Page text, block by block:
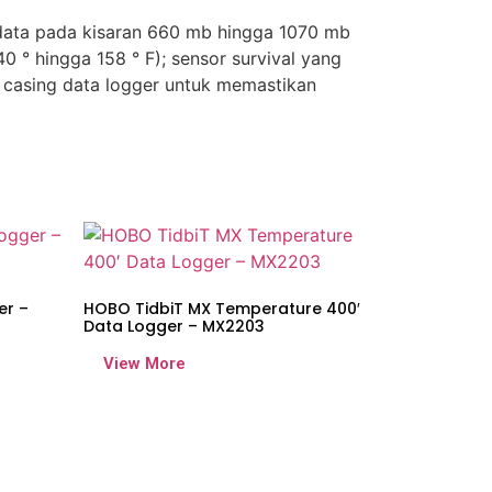
pada kisaran 660 mb hingga 1070 mb
° hingga 158 ° F); sensor survival yang
data logger untuk memastikan
–
HOBO TidbiT MX Temperature 400′
Data Logger – MX2203